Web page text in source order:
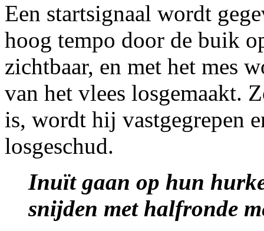
Een startsignaal wordt
hoog tempo door de buik
zichtbaar, en met het mes
van het vlees losgemaakt.
is, wordt hij vastgegrepen
losgeschud.
Inuït gaan op hun
snijden met halfronde